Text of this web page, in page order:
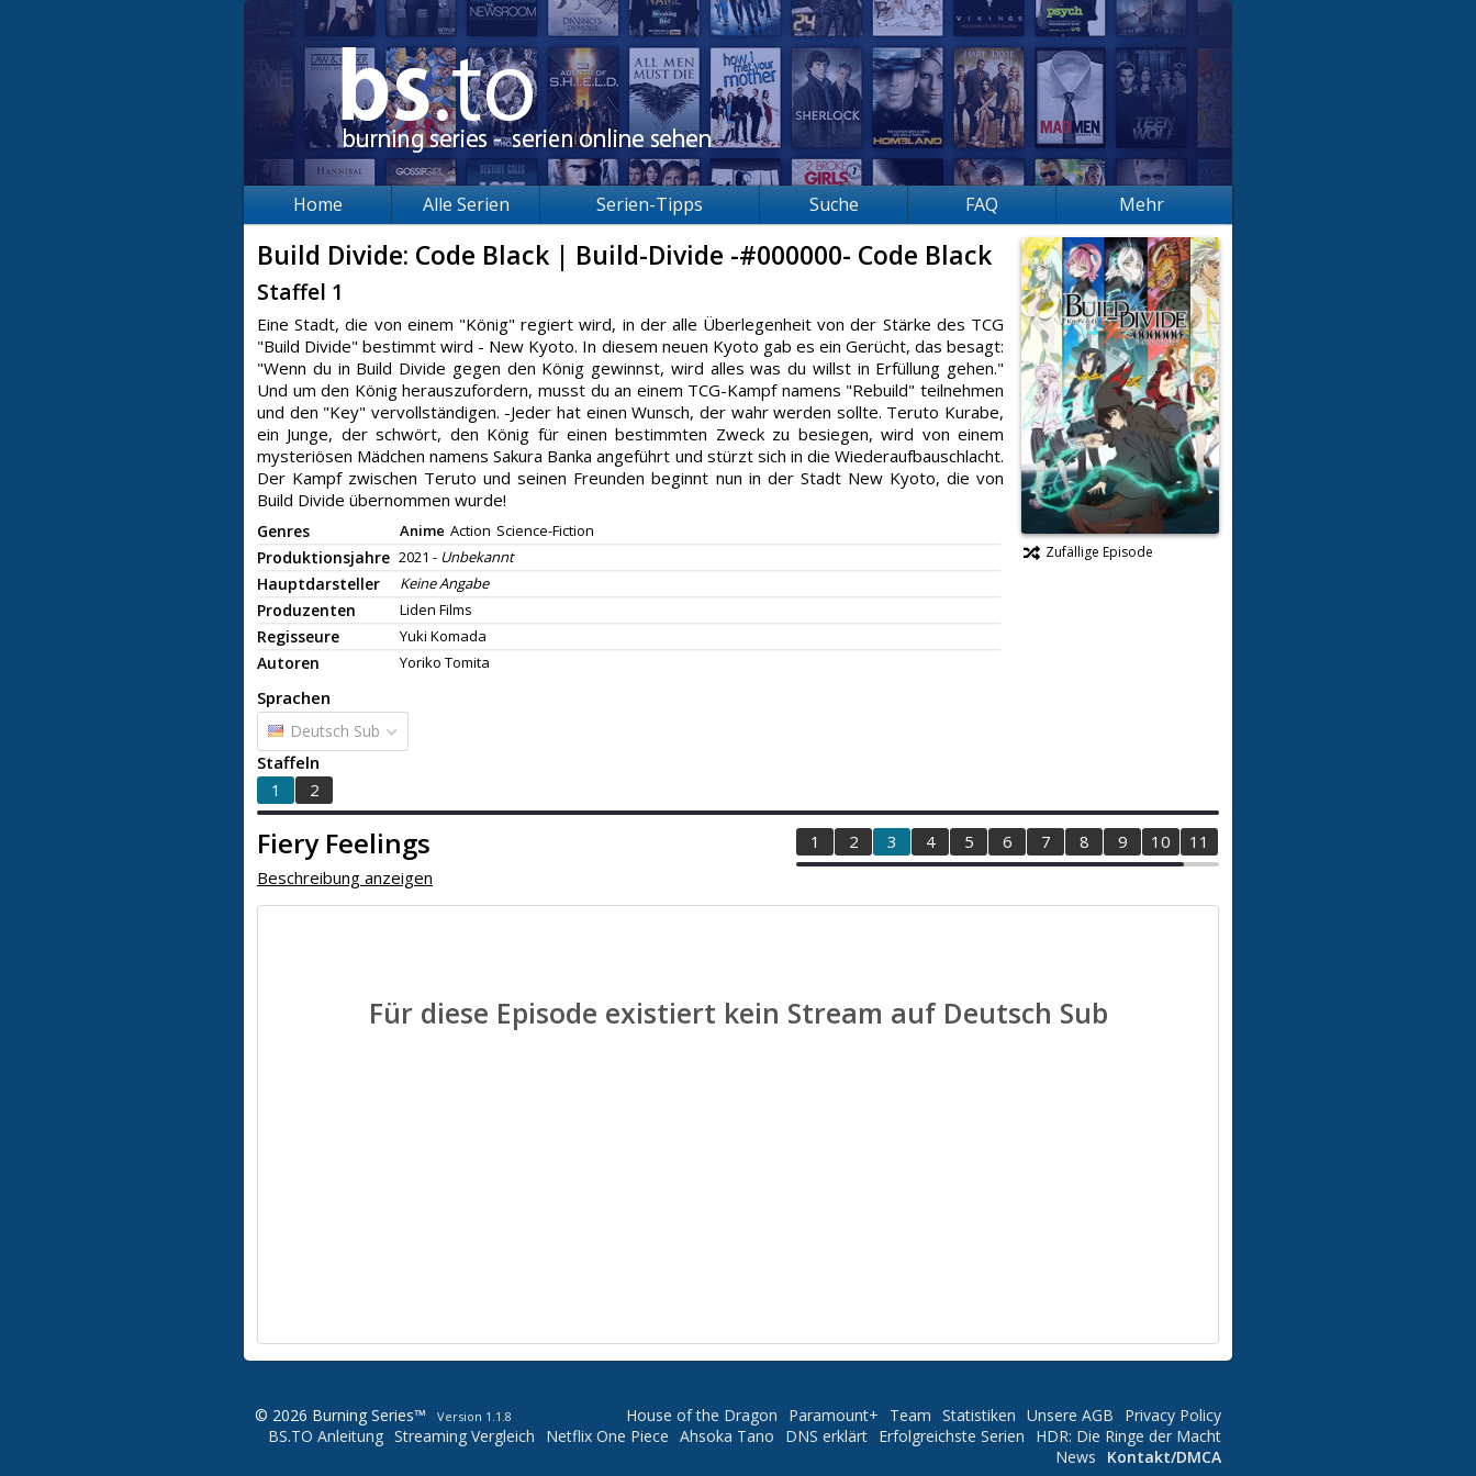
Home Alle Serien Serien-Tipps Suche FAQ Mehr
Build Divide: Code Black | Build-Divide -#000000- Code Black
Staffel 1
Eine Stadt, die von einem "König" regiert wird, in der alle Überlegenheit von der Stärke des TCG
"Build Divide" bestimmt wird - New Kyoto. In diesem neuen Kyoto gab es ein Gerücht, das besagt:
"Wenn du in Build Divide gegen den König gewinnst, wird alles was du willst in Erfüllung gehen."
Und um den König herauszufordern, musst du an einem TCG-Kampf namens "Rebuild" teilnehmen
und den "Key" vervollständigen. -Jeder hat einen Wunsch, der wahr werden sollte. Teruto Kurabe,
ein Junge, der schwört, den König für einen bestimmten Zweck zu besiegen, wird von einem
mysteriösen Mädchen namens Sakura Banka angeführt und stürzt sich in die Wiederaufbauschlacht.
Der Kampf zwischen Teruto und seinen Freunden beginnt nun in der Stadt New Kyoto, die von
Build Divide übernommen wurde!
Genres Anime Action Science-Fiction
Produktionsjahre 2021 - Unbekannt
Hauptdarsteller Keine Angabe
Produzenten Liden Films
Regisseure Yuki Komada
Autoren Yoriko Tomita
Zufällige Episode
Sprachen
Deutsch Sub
Staffeln
1
2
Fiery Feelings 1 2 3 4 5 6 7 8 9 10 11
Beschreibung anzeigen
Für diese Episode existiert kein Stream auf Deutsch Sub
© 2026 Burning Series™ Version 1.1.8 Privacy Policy
Unsere AGB
Statistiken
Team
Paramount+
House of the Dragon
HDR: Die Ringe der Macht
Erfolgreichste Serien
DNS erklärt
Ahsoka Tano
Netflix One Piece
Streaming Vergleich
BS.TO Anleitung
Kontakt/DMCA
News